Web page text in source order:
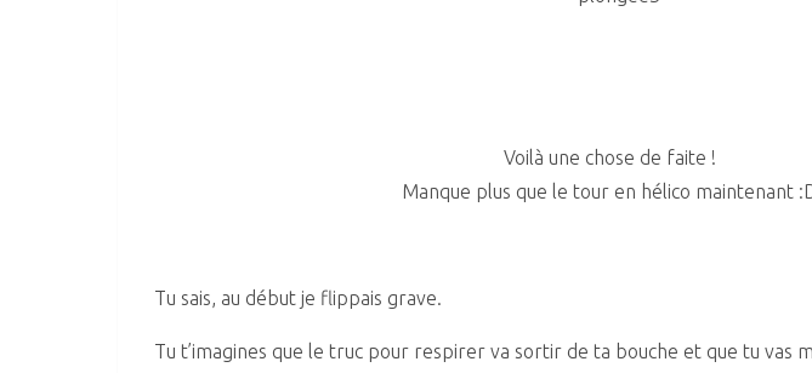
Voilà une chose de faite !
Manque plus que le tour en hélico maintenant
Tu sais, au début je flippais grave.
Tu t’imagines que le truc pour respirer va sortir de ta bouche et que tu vas